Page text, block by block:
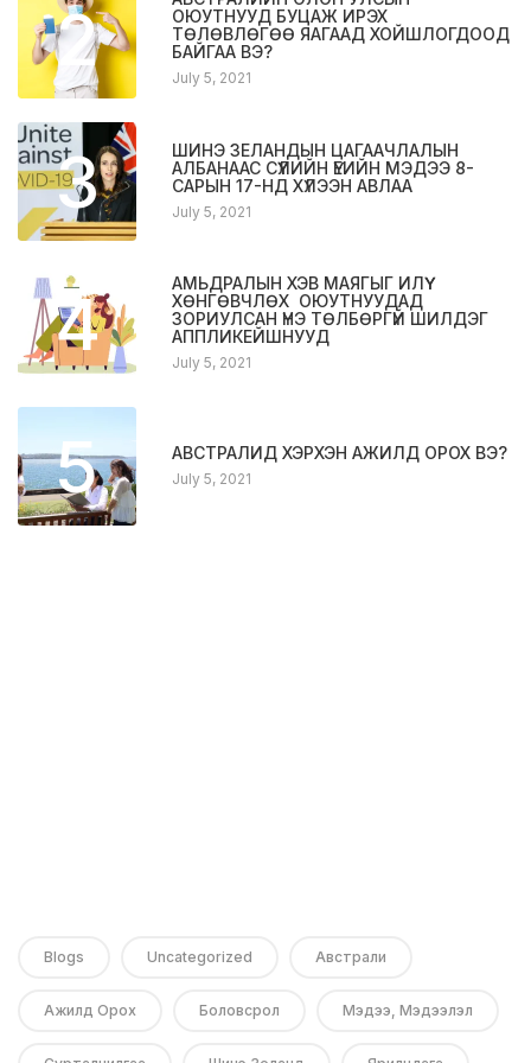
2
ОЮУТНУУД БУЦАЖ ИРЭХ
ТӨЛӨВЛӨГӨӨ ЯАГААД ХОЙШЛОГДООД
БАЙГАА ВЭ?
July 5, 2021
3
ШИНЭ ЗЕЛАНДЫН ЦАГААЧЛАЛЫН
АЛБАНААС СҮҮЛИЙН ҮЕИЙН МЭДЭЭ 8-
САРЫН 17-НД ХҮЛЭЭН АВЛАА
July 5, 2021
4
АМЬДРАЛЫН ХЭВ МАЯГЫГ ИЛҮҮ
ХӨНГӨВЧЛӨХ ОЮУТНУУДАД
ЗОРИУЛСАН ҮНЭ ТӨЛБӨРГҮЙ ШИЛДЭГ
АППЛИКЕЙШНУУД
July 5, 2021
5 АВСТРАЛИД ХЭРХЭН АЖИЛД ОРОХ ВЭ?
July 5, 2021
Blogs Uncategorized Австрали
Ажилд Орох Боловсрол Мэдээ, Мэдээлэл